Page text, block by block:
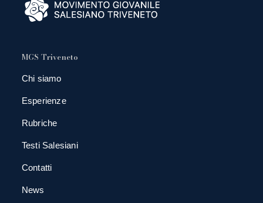
MGS Triveneto
Chi siamo
Esperienze
Rubriche
Testi Salesiani
Contatti
News